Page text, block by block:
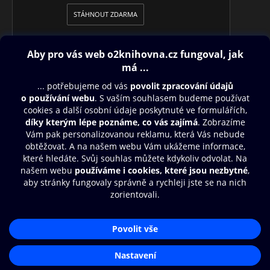
STÁHNOUT ZDARMA
Obsah ke stažení
Moje O2 Knihovna
Další zábava
© O2 Czech Republic a.s.
Přístupnost
Zásady zpracování osobních údajůAplikace O2 Knihovna
Čti a poslouchej své e-knihy a